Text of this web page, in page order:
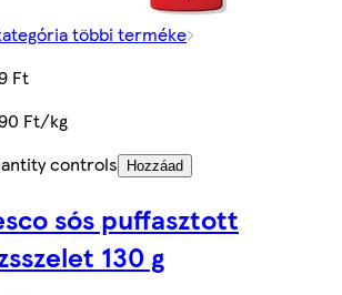
többi terméke
Ft
Ft/kg
controls
Hozzáad
sós puffasztott
130 g